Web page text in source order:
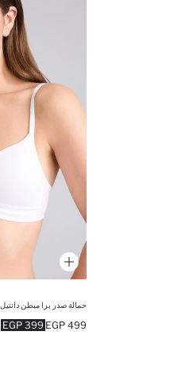
حمالة صدر برا مبطن دانتيل
399 EGP 499 EGP